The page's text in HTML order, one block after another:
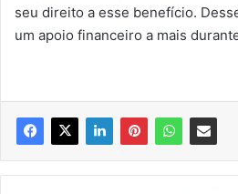
seu direito a esse benefício.
um apoio financeiro a mais